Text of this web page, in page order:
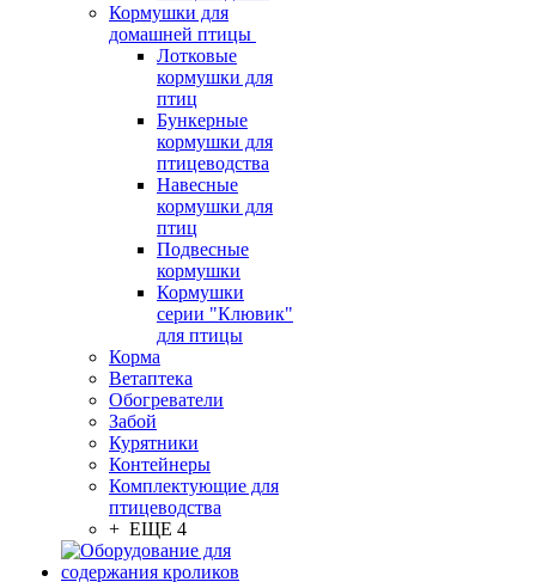
Кормушки для
домашней птицы
Лотковые
кормушки для
птиц
Бункерные
кормушки для
птицеводства
Навесные
кормушки для
птиц
Подвесные
кормушки
Кормушки
серии "Клювик"
для птицы
Корма
Ветаптека
Обогреватели
Забой
Курятники
Контейнеры
Комплектующие для
птицеводства
+ ЕЩЕ 4